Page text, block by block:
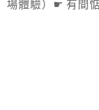
場體驗）☛ 有間